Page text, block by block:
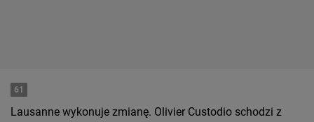
61
Lausanne wykonuje zmianę. Olivier Custodio schodzi z